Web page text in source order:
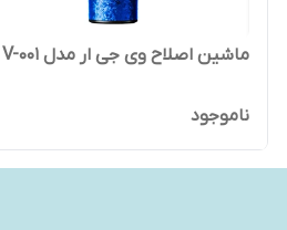
ماشین اصلاح وی جی ار مدل V-001
ناموجود